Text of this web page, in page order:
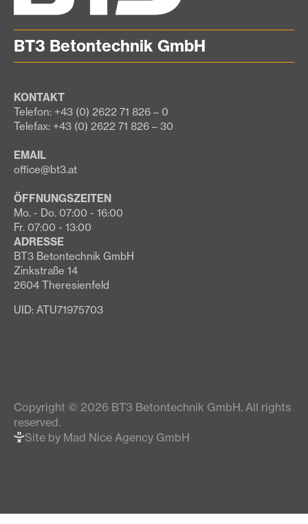
BT3 Betontechnik GmbH
KONTAKT
Telefon: +43 (0) 2622 71 826 – 0
Telefax: +43 (0) 2622 71 826 – 30
EMAIL
office@bt3.at
ÖFFNUNGSZEITEN
Mo. - Do. 07:00 - 16:00
Fr. 07:00 - 13:00
ADRESSE
BT3 Betontechnik GmbH
Zinkstraße 14
2604 Theresienfeld
UID: ATU71975703
Copyright © 2026 BT3 Betontechnik GmbH. All rights
reserved.
Site by Mad Nice Agency GmbH